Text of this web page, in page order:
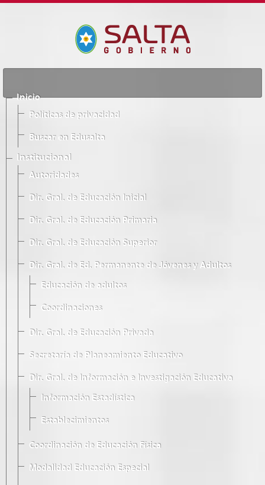
Inicio
Políticas de privacidad
Buscar en Edusalta
Institucional
Autoridades
Dir. Gral. de Educación Inicial
Dir. Gral. de Educación Primaria
Dir. Gral. de Educación Superior
Dir. Gral. de Ed. Permanente de Jóvenes y Adultos
Educación de adultos
Coordinaciones
Dir. Gral. de Educación Privada
Secretaría de Planeamiento Educativo
Dir. Gral. de Información e Investigación Educativa
Información Estadística
Establecimientos
Coordinación de Educación Física
Modalidad Educación Especial